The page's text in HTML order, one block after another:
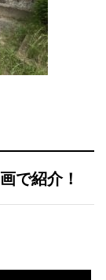
で紹介！